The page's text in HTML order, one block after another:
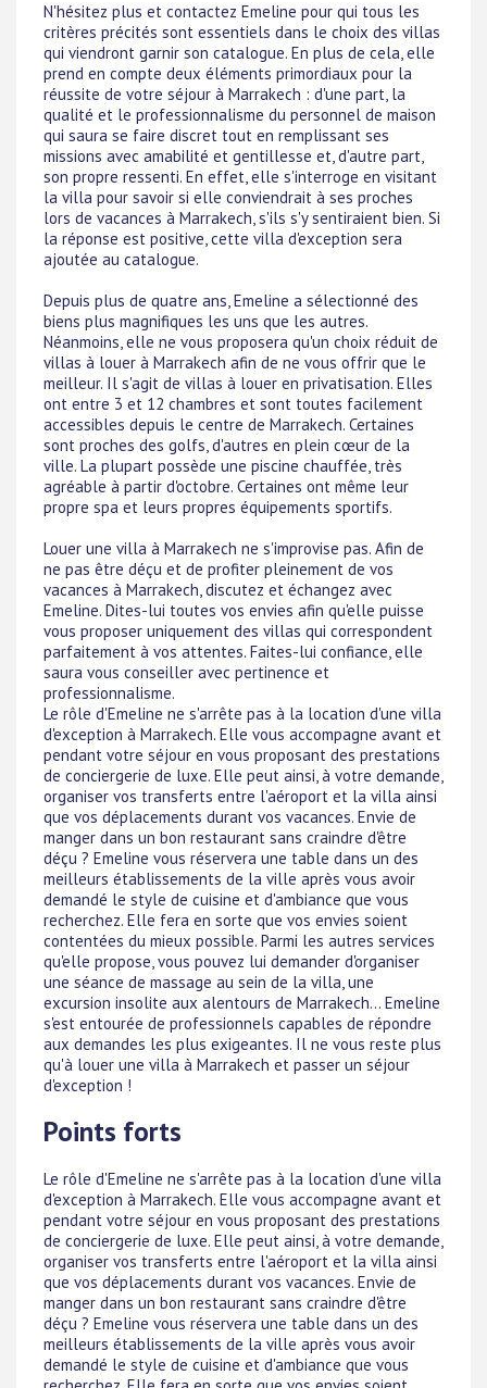
N'hésitez plus et contactez Emeline pour qui tous les
critères précités sont essentiels dans le choix des villas
qui viendront garnir son catalogue. En plus de cela, elle
prend en compte deux éléments primordiaux pour la
réussite de votre séjour à Marrakech : d'une part, la
qualité et le professionnalisme du personnel de maison
qui saura se faire discret tout en remplissant ses
missions avec amabilité et gentillesse et, d'autre part,
son propre ressenti. En effet, elle s'interroge en visitant
la villa pour savoir si elle conviendrait à ses proches
lors de vacances à Marrakech, s'ils s'y sentiraient bien. Si
la réponse est positive, cette villa d'exception sera
ajoutée au catalogue.
Depuis plus de quatre ans, Emeline a sélectionné des
biens plus magnifiques les uns que les autres.
Néanmoins, elle ne vous proposera qu'un choix réduit de
villas à louer à Marrakech afin de ne vous offrir que le
meilleur. Il s'agit de villas à louer en privatisation. Elles
ont entre 3 et 12 chambres et sont toutes facilement
accessibles depuis le centre de Marrakech. Certaines
sont proches des golfs, d'autres en plein cœur de la
ville. La plupart possède une piscine chauffée, très
agréable à partir d'octobre. Certaines ont même leur
propre spa et leurs propres équipements sportifs.
Louer une villa à Marrakech ne s'improvise pas. Afin de
ne pas être déçu et de profiter pleinement de vos
vacances à Marrakech, discutez et échangez avec
Emeline. Dites-lui toutes vos envies afin qu'elle puisse
vous proposer uniquement des villas qui correspondent
parfaitement à vos attentes. Faites-lui confiance, elle
saura vous conseiller avec pertinence et
professionnalisme.
Le rôle d'Emeline ne s'arrête pas à la location d'une villa
d'exception à Marrakech. Elle vous accompagne avant et
pendant votre séjour en vous proposant des prestations
de conciergerie de luxe. Elle peut ainsi, à votre demande,
organiser vos transferts entre l'aéroport et la villa ainsi
que vos déplacements durant vos vacances. Envie de
manger dans un bon restaurant sans craindre d'être
déçu ? Emeline vous réservera une table dans un des
meilleurs établissements de la ville après vous avoir
demandé le style de cuisine et d'ambiance que vous
recherchez. Elle fera en sorte que vos envies soient
contentées du mieux possible. Parmi les autres services
qu'elle propose, vous pouvez lui demander d'organiser
une séance de massage au sein de la villa, une
excursion insolite aux alentours de Marrakech... Emeline
s'est entourée de professionnels capables de répondre
aux demandes les plus exigeantes. Il ne vous reste plus
qu'à louer une villa à Marrakech et passer un séjour
d'exception !
Points forts
Le rôle d'Emeline ne s'arrête pas à la location d'une villa
d'exception à Marrakech. Elle vous accompagne avant et
pendant votre séjour en vous proposant des prestations
de conciergerie de luxe. Elle peut ainsi, à votre demande,
organiser vos transferts entre l'aéroport et la villa ainsi
que vos déplacements durant vos vacances. Envie de
manger dans un bon restaurant sans craindre d'être
déçu ? Emeline vous réservera une table dans un des
meilleurs établissements de la ville après vous avoir
demandé le style de cuisine et d'ambiance que vous